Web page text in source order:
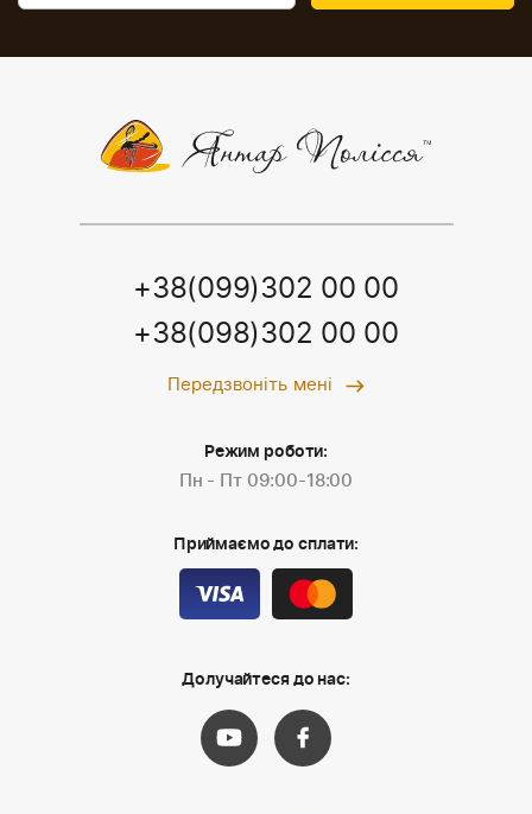
+38(099)302 00 00
+38(098)302 00 00
Передзвоніть мені
Режим роботи:
Пн - Пт 09:00-18:00
Приймаємо до сплати:
Долучайтеся до нас: